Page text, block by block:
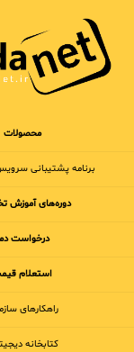
محصولات
برنامه‌ پشتیبانی
دوره‌های آموزش
درخواست
استعلام
راهکارهای
کتابخانه